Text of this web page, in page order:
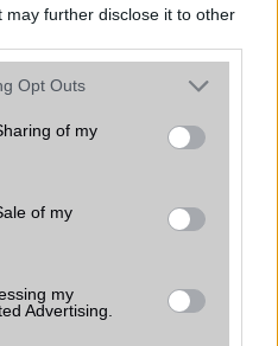
may further disclose it to other
uses one or more Google
behaviour. You may click to
and its third-party tags to
purposes in below Google
Opt Outs
of my
of my
my
Advertising.
automatizmusai: hat
észrevétlenül könnyíti
esküszik, pedig az
funkciókat kínál,
a háttérben.
funkció teljesen
tudnak róla
Central